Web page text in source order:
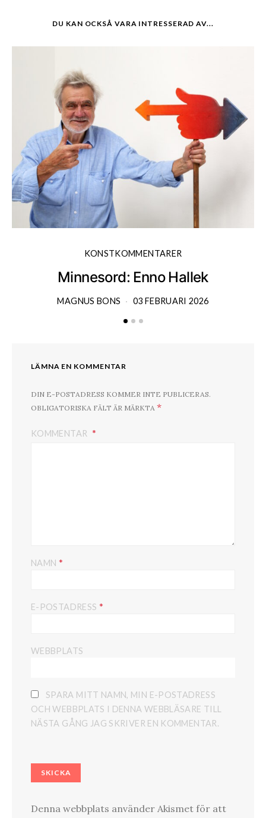
DU KAN OCKSÅ VARA INTRESSERAD AV...
KONSTKOMMENTARER
Minnesord: Enno Hallek
MAGNUS BONS 03 FEBRUARI 2026
LÄMNA EN KOMMENTAR
DIN E-POSTADRESS KOMMER INTE PUBLICERAS.
OBLIGATORISKA FÄLT ÄR MÄRKTA *
KOMMENTAR
NAMN *
E-POSTADRESS *
WEBBPLATS
SPARA MITT NAMN, MIN E-POSTADRESS
OCH WEBBPLATS I DENNA WEBBLÄSARE TILL
NÄSTA GÅNG JAG SKRIVER EN KOMMENTAR.
Denna webbplats använder Akismet för att